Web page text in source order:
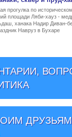
прогулка по
площади Ляби-хауз -
ханака Надир Диван-
Навруз в Бухаре
ДРУЗЬЯМ